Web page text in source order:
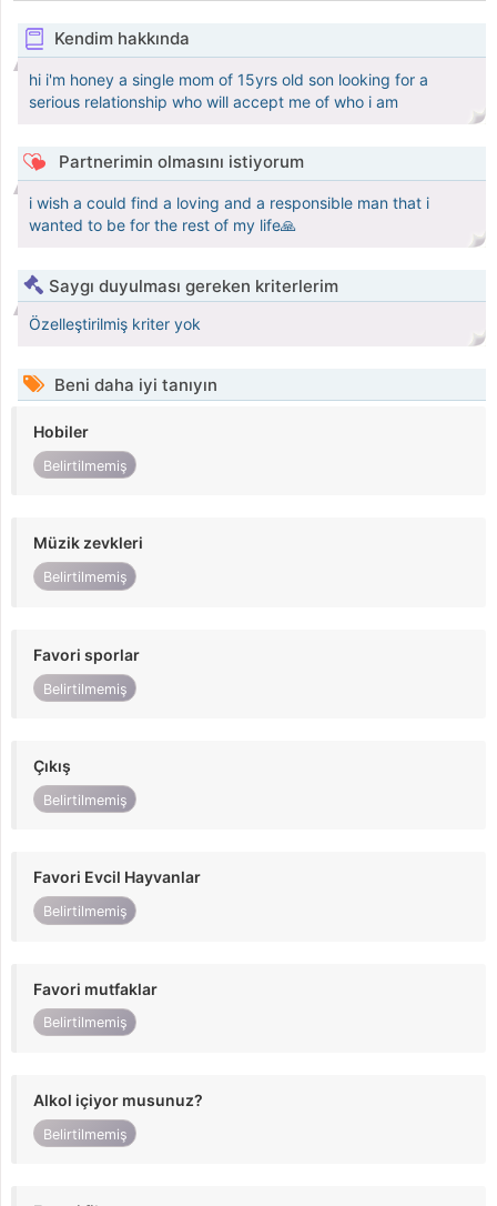
Kendim hakkında
hi i'm honey a single mom of 15yrs old son looking for a
serious relationship who will accept me of who i am
Partnerimin olmasını istiyorum
i wish a could find a loving and a responsible man that i
wanted to be for the rest of my life🙏
Saygı duyulması gereken kriterlerim
Özelleştirilmiş kriter yok
Beni daha iyi tanıyın
Hobiler
Belirtilmemiş
Müzik zevkleri
Belirtilmemiş
Favori sporlar
Belirtilmemiş
Çıkış
Belirtilmemiş
Favori Evcil Hayvanlar
Belirtilmemiş
Favori mutfaklar
Belirtilmemiş
Alkol içiyor musunuz?
Belirtilmemiş